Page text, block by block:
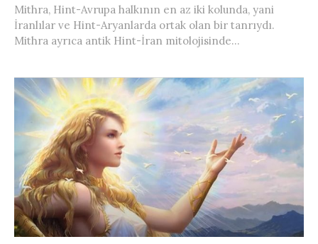
Mithra, Hint-Avrupa halkının en az iki kolunda, yani
İranlılar ve Hint-Aryanlarda ortak olan bir tanrıydı.
Mithra ayrıca antik Hint-İran mitolojisinde...